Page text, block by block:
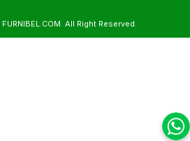
FURNIBEL.COM. All Right Reserved.